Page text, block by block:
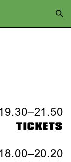
TICKETS